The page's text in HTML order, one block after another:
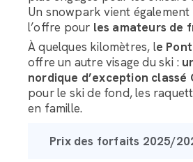
Un snowpark vient
l’offre pour les amateurs de
À quelques kilomètres, le
offre un autre visage du ski :
nordique d’exception classé
pour le ski de fond, les
en famille.
Prix des forfaits 2025/